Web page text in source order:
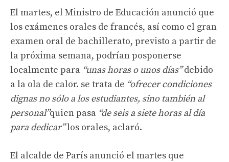
El martes, el Ministro de Educación anunció que
los exámenes orales de francés, así como el gran
examen oral de bachillerato, previsto a partir de
la próxima semana, podrían posponerse
localmente para “unas horas o unos días”debido
a la ola de calor. se trata de “ofrecer condiciones
dignas no sólo a los estudiantes, sino también al
personal”quien pasa “de seis a siete horas al día
para dedicar”los orales, aclaró.
El alcalde de París anunció el martes que